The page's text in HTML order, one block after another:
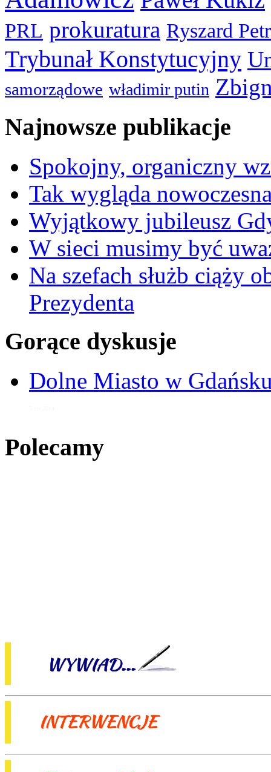
PRL prokuratura Ryszard
Trybunał Konstytucyjny
samorządowe władimir putin
Najnowsze publikacje
Spokojny, organiczny
Tak wygląda
Wyjątkowy jubileusz
W sieci musimy być
Na szefach służb ciąży
Prezydenta
Gorące dyskusje
Dolne Miasto w
Polecamy